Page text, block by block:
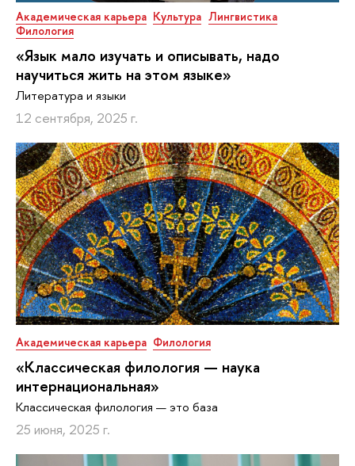
Академическая карьера Культура Лингвистика
Филология
«Язык мало изучать и описывать, надо
научиться жить на этом языке»
Литература и языки
12 сентября, 2025 г.
Академическая карьера Филология
«Классическая филология — наука
интернациональная»
Классическая филология — это база
25 июня, 2025 г.